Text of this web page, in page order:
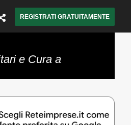
REGISTRATI GRATUITAMENTE
e Cura a